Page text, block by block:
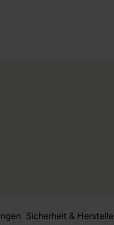
Sicherheit &